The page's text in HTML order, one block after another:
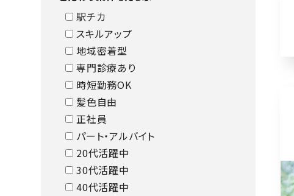
駅チカ
スキルアップ
地域密着型
専門診療あり
時短勤務OK
髪色自由
正社員
パート・アルバイト
20代活躍中
30代活躍中
40代活躍中